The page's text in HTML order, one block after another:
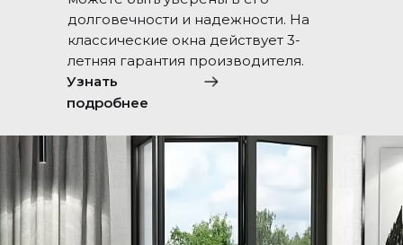
долговечности и надежности. На
классические окна действует 3-
летняя гарантия производителя.
Узнать
подробнее